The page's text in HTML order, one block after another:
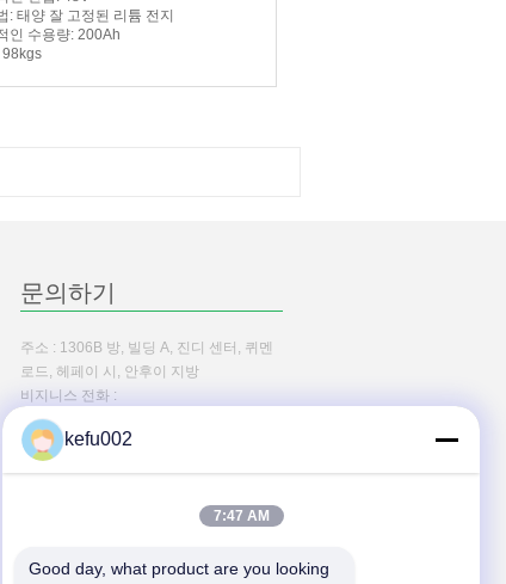
: 태양 잘 고정된 리튬 전지
인 수용량: 200Ah
98kgs
문의하기
주소 : 1306B 방, 빌딩 A, 진디 센터, 퀴멘
로드, 헤페이 시, 안후이 지방
비지니스 전화 :
86--13755007633(근무 시간)
kefu002
7:47 AM
Good day, what product are you looking